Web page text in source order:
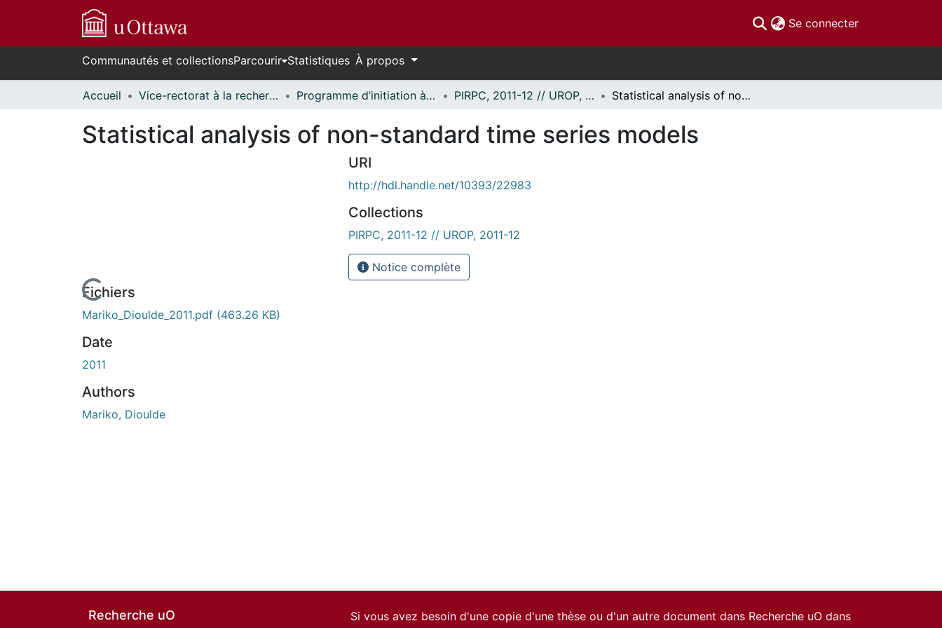
Se connecter(current)
Communautés et collectionsParcourir Statistiques À propos
Accueil Vice-rectorat à la recherche // Office of the V-P, Research Programme d’initiation à la recherche au premier cycle (PIRPC) // Undergraduate Research Opportunity Program (UROP) PIRPC, 2011-12 // UROP, 2011-12 Statistical analysis of non-standard time series models
Statistical analysis of non-standard time series models
En cours de chargement...
Fichiers
Mariko_Dioulde_2011.pdf (463.26 KB)
Date
2011
Authors
Mariko, Dioulde
URI
http://hdl.handle.net/10393/22983
Collections
PIRPC, 2011-12 // UROP, 2011-12
Notice complète
Recherche uO
Si vous avez besoin d'une copie d'une thèse ou d'un autre document dans Recherche uO dans